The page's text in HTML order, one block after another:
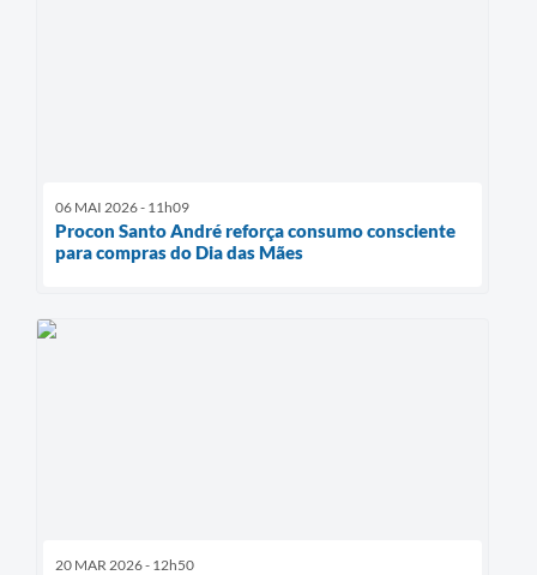
06 MAI 2026 - 11h09
Procon Santo André reforça consumo consciente
para compras do Dia das Mães
20 MAR 2026 - 12h50